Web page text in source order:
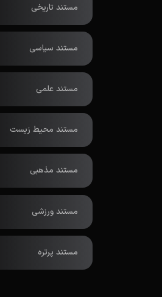
مستند تاریخی
مستند سیاسی
مستند علمی
مستند محیط زیست
مستند مذهبی
مستند ورزشی
مستند پرتره